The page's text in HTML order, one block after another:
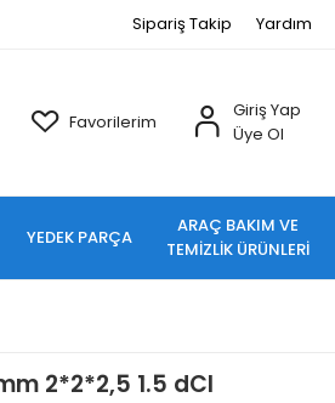
Sipariş Takip Yardım
Favorilerim
Giriş Yap
Üye Ol
YEDEK PARÇA
ARAÇ BAKIM VE
TEMİZLİK ÜRÜNLERİ
2*2*2,5 1.5 dCI